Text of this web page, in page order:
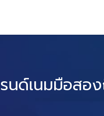
รนด์เนมมือส